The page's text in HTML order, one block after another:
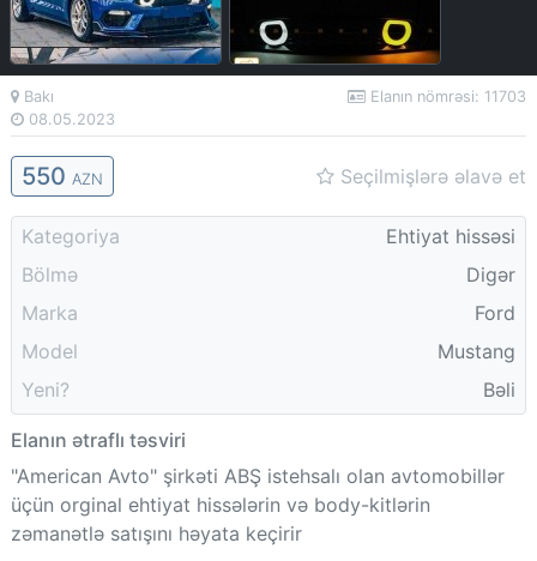
Bakı
08.05.2023
Elanın nömrəsi: 11703
550 AZN Seçilmişlərə əlavə et
Kategoriya
Ehtiyat hissəsi
Bölmə
Digər
Marka
Ford
Model
Mustang
Yeni?
Bəli
Elanın ətraflı təsviri
"American Avto" şirkəti ABŞ istehsalı olan avtomobillər
üçün orginal ehtiyat hissələrin və body-kitlərin
zəmanətlə satışını həyata keçirir